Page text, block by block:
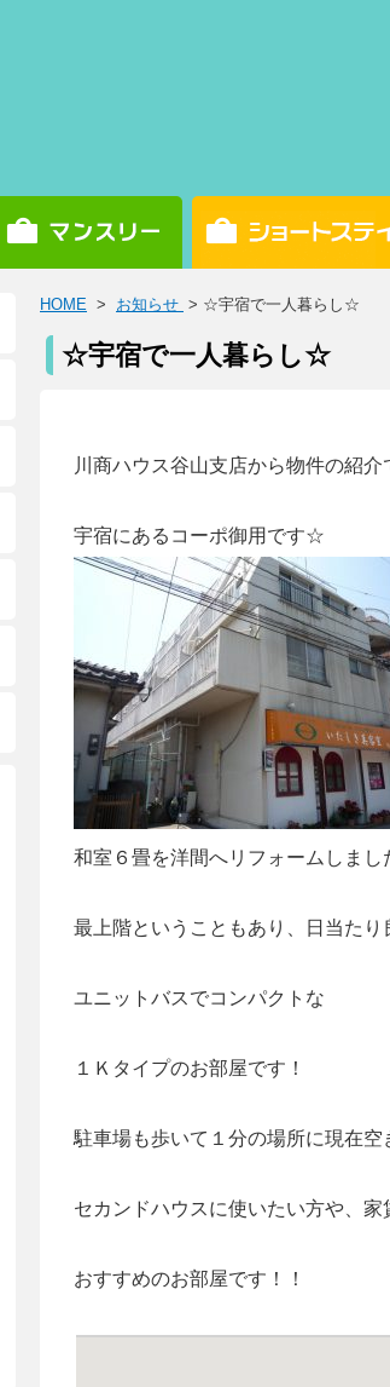
HOME > お知らせ > ☆宇宿で一人暮らし☆
☆宇宿で一人暮らし☆
川商ハウス谷山支店から物件の紹介
宇宿にあるコーポ御用です☆
和室６畳を洋間へリフォームしまし
最上階ということもあり、日当た
ユニットバスでコンパクトな
１Ｋタイプのお部屋です！
駐車場も歩いて１分の場所に現在空
セカンドハウスに使いたい方や、家
おすすめのお部屋です！！